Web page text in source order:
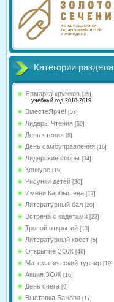
Категории раздела
Ярмарка кружков [35]
учебный год 2018-2019
ВместеЯрче! [53]
Лидеры Чтения [59]
День чтения [8]
День самоуправления [16]
Лидерские сборы [34]
Конкурс [19]
Рисунки детей [30]
Имени Карбышева [17]
Литературный бал [20]
Встреча с кадетами [23]
Тропой открытий [13]
Литературный квест [5]
Открытие ЗОЖ [46]
Математический турнир [19]
Акция ЗОЖ [16]
День снега [9]
Выставка Бажова [17]